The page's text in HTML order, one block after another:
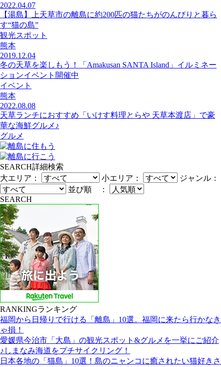
2022.04.07
【湯島】上天草市の離島に約200匹の猫たちがのんびりと暮ら
す“猫の島”
観光スポット
熊本
2019.12.04
冬の天草を楽しもう！「Amakusan SANTA Island」イルミネー
ションイベント開催中
イベント
熊本
2022.08.08
天草ランチにおすすめ「いけす料理とらや 天草本渡店」で豪
華な海鮮グルメ♪
グルメ
SEARCH詳細検索
大エリア：
小エリア：
ジャンル：
並び順 ：
SEARCH
RANKINGランキング
福岡から日帰りで行ける「離島」10選。福岡に来たら行かなき
ゃ損！
愛媛県今治市「大島」の観光スポット&グルメを一挙にご紹介
♪しまなみ海道をプチサイクリング！
日本各地の「猫島」10選！島のニャンコに癒されたい猫好きさ